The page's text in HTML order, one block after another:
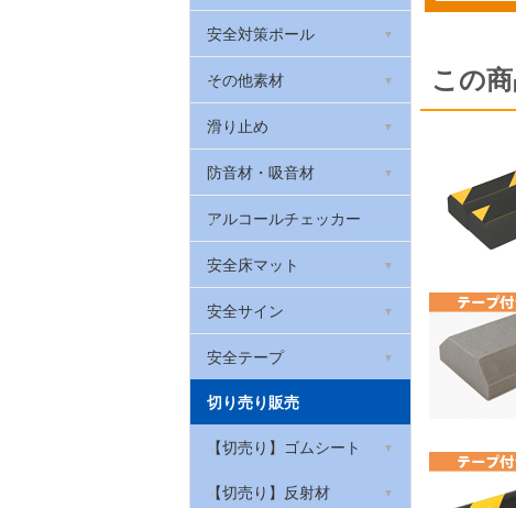
滑り止めゴムシート
ブチルゴム
反射メッセージプレート
反射腕章(腕バンド)
黒い反射
蓄光テープ
高輝度蓄光テープ
光る!階段滑り止め スーパ
ーアルファ・フラッシュ
貼ってはがせる蓄光テープ
屋外用段差解消スロープ
高段差スポンジスロープ
安心クッション(コーナー
ガード)
セーフティクッション
台車用やわらかバンパーク
ッション
台車用グリップ
壁用プロテクター
やわらかグリップ
ロボット掃除機の傷防止
安全対策ポール
車止めやわらかゴムポール
ベルト付きポール
カラープラポール
その他素材
照明反射材
滑り止め
ソフトクッション
室内用階段すべり止め
屋外用すべり止めテープ
滑り止めシート
厚手滑り止めシート
屋内用すべり止めテープ
お風呂用透明すべり止めテ
防音材・吸音材
吸音材「QonPET(キュー
オンペット)」
制振シート
遮音シート
吸音パッド・吸音フェルト
アルミテープ
アルコールチェッカー
安全床マット
滑り止めクッションマッ
ト メガマット
はがせるフェルトシート
足腰マット
安全サイン
コーン標示カバー
コーンバー用サイン
サインキャップ
反射標識ステッカー
安全テープ
やわらかトラテープ
屋内用ラインテープ ライ
切り売り販売
【切売り】ゴムシート
【切売り】天然ゴムシート
【切売り】反射材
この